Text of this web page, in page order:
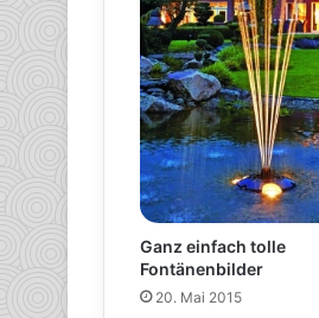
Ganz einfach tolle
Fontänenbilder
20. Mai 2015